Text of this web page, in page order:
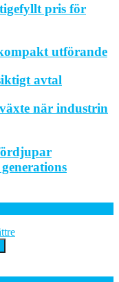
pris för
utförande
avtal
när industrin